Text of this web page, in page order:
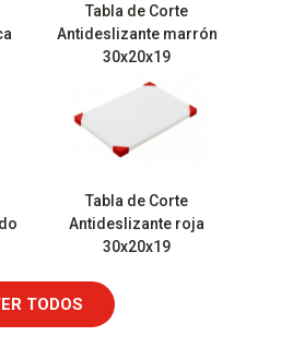
Tabla de Corte
Antideslizante marrón
30x20x19
Tabla de Corte
Antideslizante roja
30x20x19
TODOS